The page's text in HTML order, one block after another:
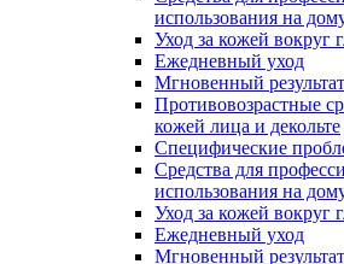
использования на
Уход за кожей вокруг
Ежедневный уход
Мгновенный результат
Противовозрастные
кожей лица и декольте
Специфические
Средства для
использования на
Уход за кожей вокруг
Ежедневный уход
Мгновенный результат